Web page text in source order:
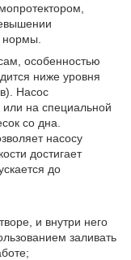
особенностью
ниже уровня
Насос
на специальной
со дна.
насосу
достигает
до
и внутри него
заливать